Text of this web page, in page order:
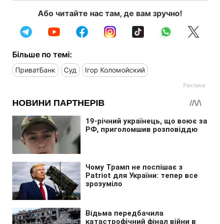
Або читайте нас там, де вам зручно!
Більше по темі:
ПриватБанк Суд Ігор Коломойский